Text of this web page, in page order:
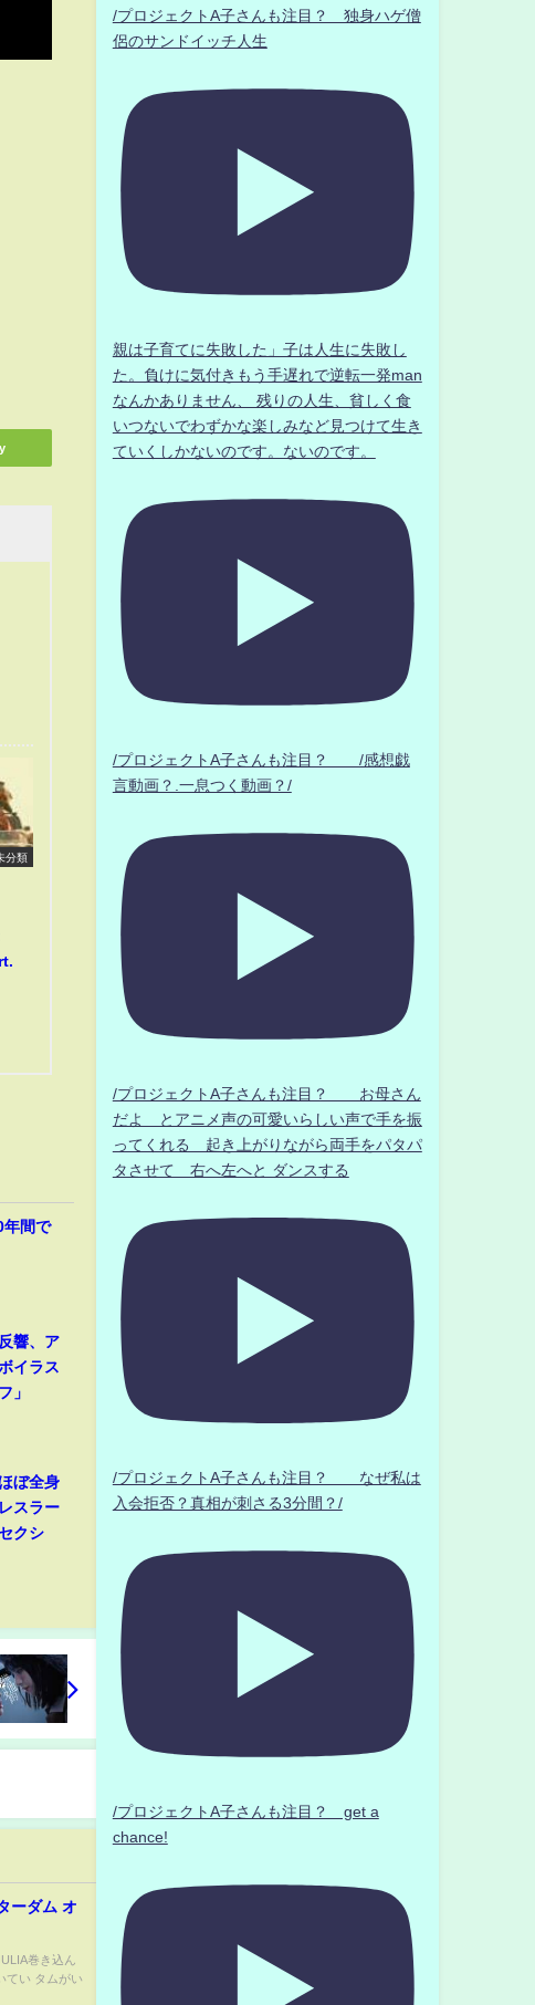
分類
年間で
響、ア
イラス
」
ぼ全身
スラー
クシ
ーダム オ
巻き込ん
てい タムがい
/プロジェクトA子さんも注目？ 独身ハゲ僧
侶のサンドイッチ人生
親は子育てに失敗した」子は人生に失敗し
た。負けに気付きもう手遅れで逆転一発man
なんかありません、 残りの人生、貧しく食
いつないでわずかな楽しみなど見つけて生き
ていくしかないのです。ないのです。
/プロジェクトA子さんも注目？ /感想戯
言動画？.一息つく動画？/
/プロジェクトA子さんも注目？ お母さん
だよ とアニメ声の可愛いらしい声で手を振
ってくれる 起き上がりながら両手をパタパ
タさせて 右へ左へと ダンスする
/プロジェクトA子さんも注目？ なぜ私は
入会拒否？真相が刺さる3分間？/
/プロジェクトA子さんも注目？ get a
chance!